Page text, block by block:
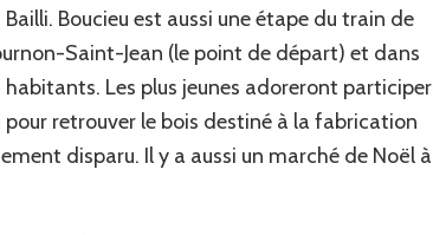
Boucieu est aussi une étape du train de
Saint-Jean (le point de départ) et dans
Les plus jeunes adoreront participer
retrouver le bois destiné à la fabrication
disparu. Il y a aussi un marché de Noël à